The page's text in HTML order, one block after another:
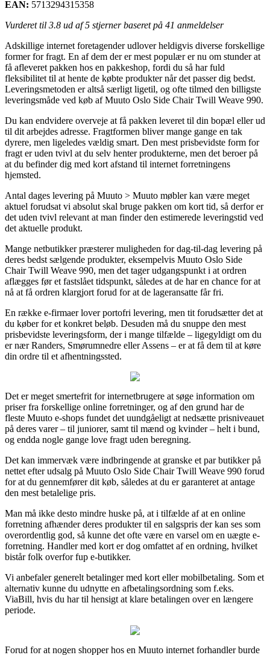
EAN: 5713294315358
Vurderet til 3.8 ud af 5 stjerner baseret på 41 anmeldelser
Adskillige internet foretagender udlover heldigvis diverse forskellige
former for fragt. En af dem der er mest populær er nu om stunder at
få afleveret pakken hos en pakkeshop, fordi du så har fuld
fleksibilitet til at hente de købte produkter når det passer dig bedst.
Leveringsmetoden er altså særligt ligetil, og ofte tilmed den billigste
leveringsmåde ved køb af Muuto Oslo Side Chair Twill Weave 990.
Du kan endvidere overveje at få pakken leveret til din bopæl eller ud
til dit arbejdes adresse. Fragtformen bliver mange gange en tak
dyrere, men ligeledes vældig smart. Den mest prisbevidste form for
fragt er uden tvivl at du selv henter produkterne, men det beroer på
at du befinder dig med kort afstand til internet forretningens
hjemsted.
Antal dages levering på Muuto > Muuto møbler kan være meget
aktuel forudsat vi absolut skal bruge pakken om kort tid, så derfor er
det uden tvivl relevant at man finder den estimerede leveringstid ved
det aktuelle produkt.
Mange netbutikker præsterer muligheden for dag-til-dag levering på
deres bedst sælgende produkter, eksempelvis Muuto Oslo Side
Chair Twill Weave 990, men det tager udgangspunkt i at ordren
aflægges før et fastslået tidspunkt, således at de har en chance for at
nå at få ordren klargjort forud for at de lageransatte får fri.
En række e-firmaer lover portofri levering, men tit forudsætter det at
du køber for et konkret beløb. Desuden må du snuppe den mest
prisbevidste leveringsform, der i mange tilfælde – ligegyldigt om du
er nær Randers, Smørumnedre eller Assens – er at få dem til at køre
din ordre til et afhentningssted.
Det er meget smertefrit for internetbrugere at søge information om
priser fra forskellige online forretninger, og af den grund har de
fleste Muuto e-shops fundet det uundgåeligt at nedsætte prisniveauet
på deres varer – til juniorer, samt til mænd og kvinder – helt i bund,
og endda nogle gange love fragt uden beregning.
Det kan immervæk være indbringende at granske et par butikker på
nettet efter udsalg på Muuto Oslo Side Chair Twill Weave 990 forud
for at du gennemfører dit køb, således at du er garanteret at antage
den mest betalelige pris.
Man må ikke desto mindre huske på, at i tilfælde af at en online
forretning afhænder deres produkter til en salgspris der kan ses som
overordentlig god, så kunne det ofte være en varsel om en uægte e-
forretning. Handler med kort er dog omfattet af en ordning, hvilket
bistår folk overfor fup e-butikker.
Vi anbefaler generelt betalinger med kort eller mobilbetaling. Som et
alternativ kunne du udnytte en afbetalingsordning som f.eks.
ViaBill, hvis du har til hensigt at klare betalingen over en længere
periode.
Forud for at nogen shopper hos en Muuto internet forhandler burde